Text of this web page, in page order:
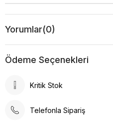
Yorumlar(0)
Ödeme Seçenekleri
Kritik Stok
Telefonla Sipariş